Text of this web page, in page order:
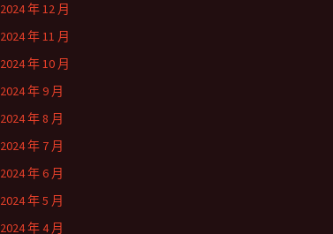
2024 年 12 月
2024 年 11 月
2024 年 10 月
2024 年 9 月
2024 年 8 月
2024 年 7 月
2024 年 6 月
2024 年 5 月
2024 年 4 月